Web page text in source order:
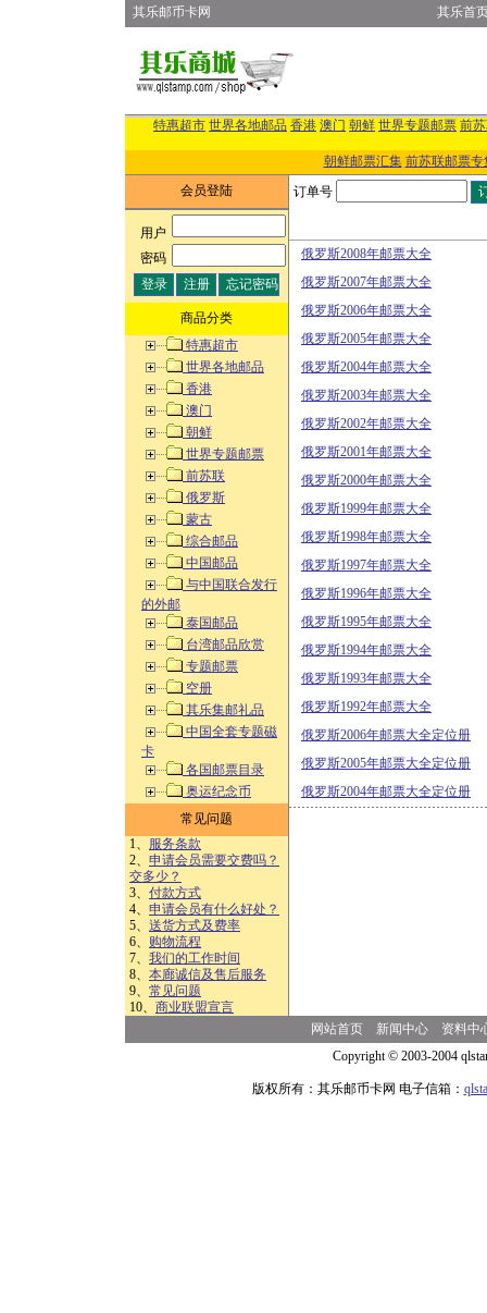
其乐邮币卡网 其乐首
特惠超市 世界各地邮品 香港 澳门 朝鲜 世界专题邮票 前
朝鲜邮票汇集 前苏联邮票专
会员登陆
用户:
密码:
商品分类
特惠超市
世界各地邮品
香港
澳门
朝鲜
世界专题邮票
前苏联
俄罗斯
蒙古
综合邮品
中国邮品
与中国联合发行
的外邮
泰国邮品
台湾邮品欣赏
专题邮票
空册
其乐集邮礼品
中国全套专题磁
卡
各国邮票目录
奥运纪念币
常见问题
1、 服务条款
2、 申请会员需要交费吗？
交多少？
3、 付款方式
4、 申请会员有什么好处？
5、 送货方式及费率
6、 购物流程
7、 我们的工作时间
8、 本廊诚信及售后服务
9、 常见问题
10、 商业联盟宣言
订单号
俄罗斯2008年邮票大全
俄罗斯2007年邮票大全
俄罗斯2006年邮票大全
俄罗斯2005年邮票大全
俄罗斯2004年邮票大全
俄罗斯2003年邮票大全
俄罗斯2002年邮票大全
俄罗斯2001年邮票大全
俄罗斯2000年邮票大全
俄罗斯1999年邮票大全
俄罗斯1998年邮票大全
俄罗斯1997年邮票大全
俄罗斯1996年邮票大全
俄罗斯1995年邮票大全
俄罗斯1994年邮票大全
俄罗斯1993年邮票大全
俄罗斯1992年邮票大全
俄罗斯2006年邮票大全定位册
俄罗斯2005年邮票大全定位册
俄罗斯2004年邮票大全定位册
网站首页 新闻中心
资料中
Copyright © 2003-2004
版权所有：其乐邮币卡网 电子信箱：